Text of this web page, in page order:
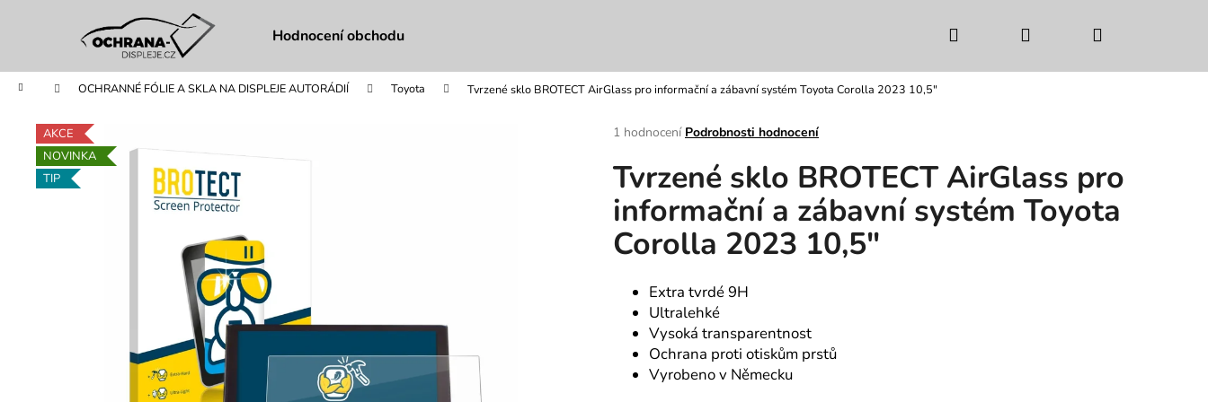
Hodnocení obchodu Přihlášení
Domů OCHRANNÉ FÓLIE A SKLA NA DISPLEJE AUTORÁDIÍ Toyota Tvrzené sklo BROTECT AirGlass pro informační a zábavní systém Toyota Corolla 2023 10,5"
Průměrné
produktu
je
5,0
z
5
hvězdiček.
1 hodnocení Podrobnosti hodnocení
Tvrzené sklo BROTECT AirGlass pro
informační a zábavní systém Toyota
Corolla 2023 10,5"
Extra tvrdé 9H
Ultralehké
Vysoká transparentnost
Ochrana proti otiskům prstů
Vyrobeno v Německu
AKCE
NOVINKA
TIP
í
Zpět
do
obchodu
Zpět
do
obchodu
Co potřebujete najít?
HLEDAT